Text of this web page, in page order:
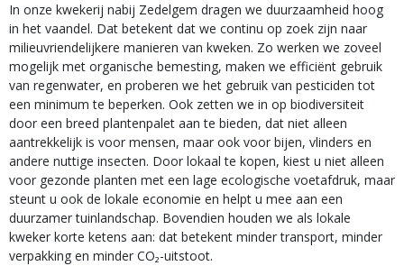
In onze kwekerij nabij Zedelgem dragen we duurzaamheid hoog
in het vaandel. Dat betekent dat we continu op zoek zijn naar
milieuvriendelijkere manieren van kweken. Zo werken we zoveel
mogelijk met organische bemesting, maken we efficiënt gebruik
van regenwater, en proberen we het gebruik van pesticiden tot
een minimum te beperken. Ook zetten we in op biodiversiteit
door een breed plantenpalet aan te bieden, dat niet alleen
aantrekkelijk is voor mensen, maar ook voor bijen, vlinders en
andere nuttige insecten. Door lokaal te kopen, kiest u niet alleen
voor gezonde planten met een lage ecologische voetafdruk, maar
steunt u ook de lokale economie en helpt u mee aan een
duurzamer tuinlandschap. Bovendien houden we als lokale
kweker korte ketens aan: dat betekent minder transport, minder
verpakking en minder CO₂-uitstoot.